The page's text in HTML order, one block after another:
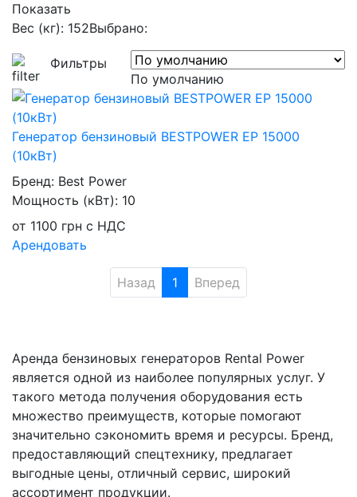
Показать
Вес (кг): 152Выбрано:
Фильтры
По умолчанию
Генератор бензиновый BESTPOWER EP 15000
(10кВт)
Бренд: Best Power
Мощность (кВт): 10
от 1100 грн с НДС
Арендовать
Назад 1 Вперед
Аренда бензиновых генераторов Rental Power
является одной из наиболее популярных услуг. У
такого метода получения оборудования есть
множество преимуществ, которые помогают
значительно сэкономить время и ресурсы. Бренд,
предоставляющий спецтехнику, предлагает
выгодные цены, отличный сервис, широкий
ассортимент продукции.